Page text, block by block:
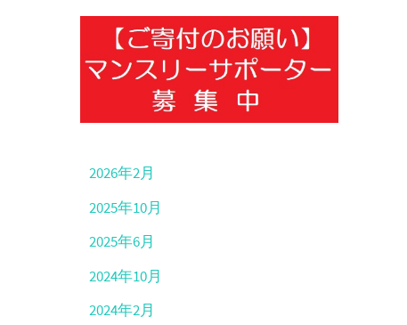
2026年2月
2025年10月
2025年6月
2024年10月
2024年2月